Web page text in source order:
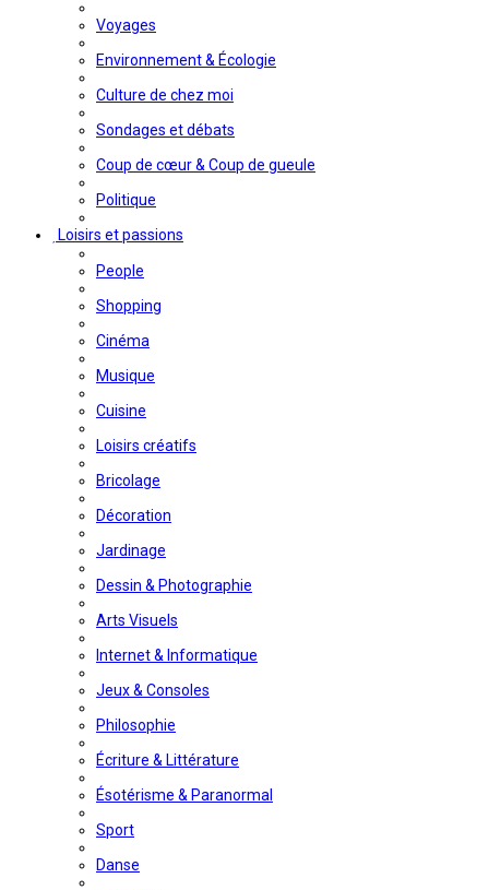
Voyages
Environnement & Écologie
Culture de chez moi
Sondages et débats
Coup de cœur & Coup de gueule
Politique
Loisirs et passions
People
Shopping
Cinéma
Musique
Cuisine
Loisirs créatifs
Bricolage
Décoration
Jardinage
Dessin & Photographie
Arts Visuels
Internet & Informatique
Jeux & Consoles
Philosophie
Écriture & Littérature
Ésotérisme & Paranormal
Sport
Danse